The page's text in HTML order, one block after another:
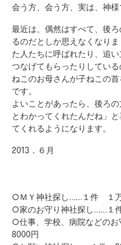
会う方、会う方、実は、神様
最近は、偶然はすべて、後
るのだとしか思えなくなり
た人たちに呼ばれたり、追
つなげてもらったりしている
ねこのお母さんが子ねこの
です。
よいことがあったら、後ろ
とわかってくれたんだね」
てくれるようになります。
2013．６月
○ＭＹ神社探し……１件 １
○家のお守り神社探し……１
○仕事、学校、病院などの
8000円